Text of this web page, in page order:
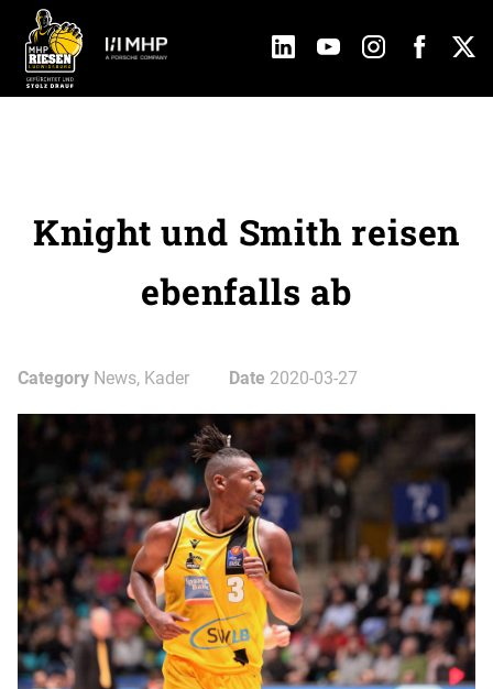
Knight und Smith reisen
ebenfalls ab
Category News, Kader Date 2020-03-27